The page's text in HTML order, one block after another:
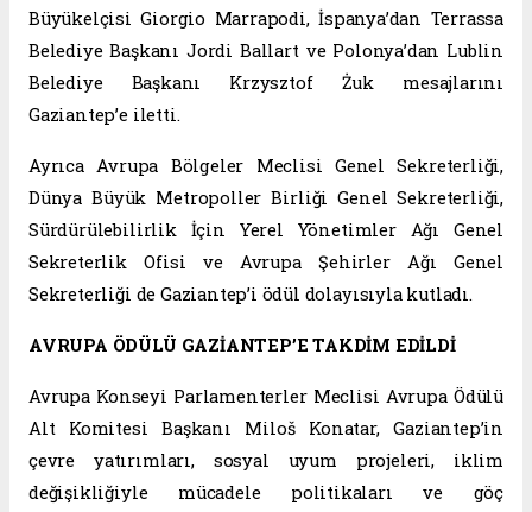
Büyükelçisi Giorgio Marrapodi, İspanya’dan Terrassa
Belediye Başkanı Jordi Ballart ve Polonya’dan Lublin
Belediye Başkanı Krzysztof Żuk mesajlarını
Gaziantep’e iletti.
Ayrıca Avrupa Bölgeler Meclisi Genel Sekreterliği,
Dünya Büyük Metropoller Birliği Genel Sekreterliği,
Sürdürülebilirlik İçin Yerel Yönetimler Ağı Genel
Sekreterlik Ofisi ve Avrupa Şehirler Ağı Genel
Sekreterliği de Gaziantep’i ödül dolayısıyla kutladı.
AVRUPA ÖDÜLÜ GAZİANTEP’E TAKDİM EDİLDİ
Avrupa Konseyi Parlamenterler Meclisi Avrupa Ödülü
Alt Komitesi Başkanı Miloš Konatar, Gaziantep’in
çevre yatırımları, sosyal uyum projeleri, iklim
değişikliğiyle mücadele politikaları ve göç